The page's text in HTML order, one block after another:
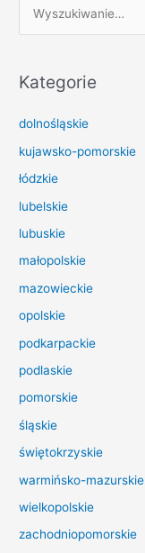
k
j
d
l
Kategorie
dolnośląskie
kujawsko-pomorskie
łódzkie
lubelskie
lubuskie
małopolskie
mazowieckie
opolskie
podkarpackie
podlaskie
pomorskie
śląskie
świętokrzyskie
warmińsko-mazurskie
wielkopolskie
zachodniopomorskie